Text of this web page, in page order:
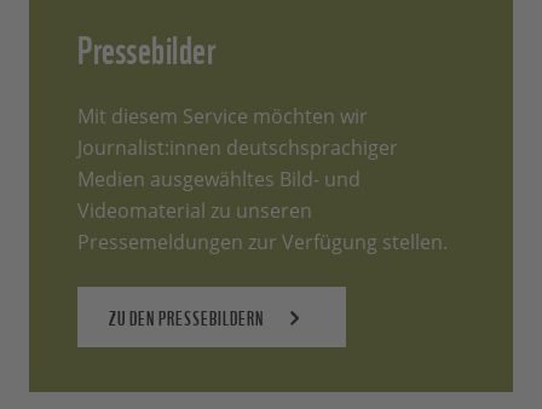
Pressebilder
Mit diesem Service möchten wir
Journalist:innen deutschsprachiger
Medien ausgewähltes Bild- und
Videomaterial zu unseren
Pressemeldungen zur Verfügung stellen.
ZU DEN PRESSEBILDERN